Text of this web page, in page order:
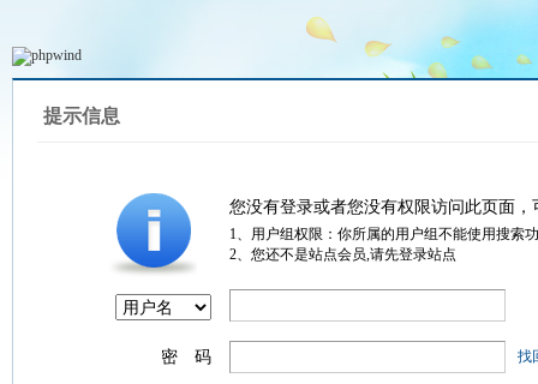
提示信息
您没有登录或者您没有权限访问此页面
1、用户组权限：你所属的用户组不能使用搜索
2、您还不是站点会员,请先登录站点
密 码 找